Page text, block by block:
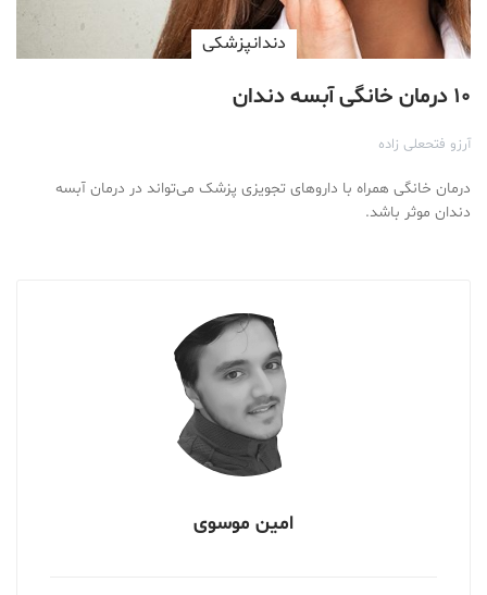
دندانپزشکی
۱۰ درمان خانگی آبسه دندان
آرزو فتحعلی زاده
درمان خانگی همراه با داروهای تجویزی پزشک می‌تواند در درمان آبسه
دندان موثر باشد.
امین موسوی